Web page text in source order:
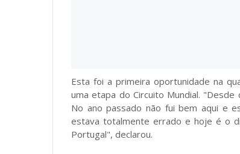
Esta foi a primeira oportunidade na
uma etapa do Circuito Mundial.
No ano passado não fui bem aqui e
estava totalmente errado e hoje é o
Portugal", declarou.